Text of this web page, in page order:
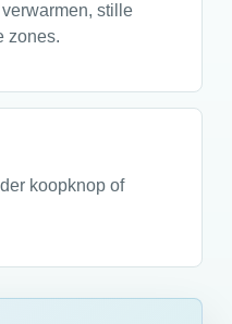
stille
zones.
koopknop of